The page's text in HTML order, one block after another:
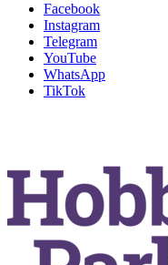
Facebook
Instagram
Telegram
YouTube
WhatsApp
TikTok